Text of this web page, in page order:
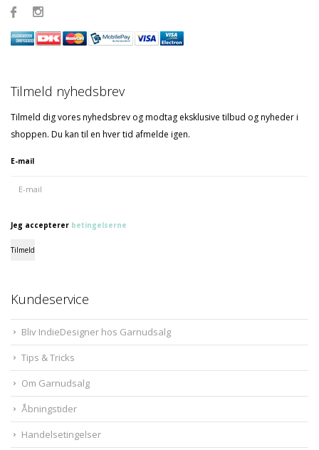
Tilmeld nyhedsbrev
Tilmeld dig vores nyhedsbrev og modtag eksklusive tilbud og nyheder i
shoppen. Du kan til en hver tid afmelde igen.
E-mail
Jeg accepterer betingelserne
Tilmeld
Kundeservice
Bliv IndieDesigner hos Garnudsalg
Tips & Tricks
Om Garnudsalg
Åbningstider
Handelsetingelser